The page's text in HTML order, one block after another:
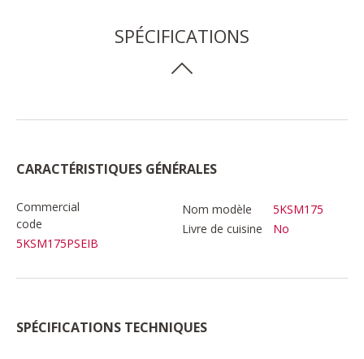
SPÉCIFICATIONS
CARACTÉRISTIQUES GÉNÉRALES
Commercial
code
5KSM175PSEIB
Nom modèle
5KSM175
Livre de cuisine
No
SPÉCIFICATIONS TECHNIQUES